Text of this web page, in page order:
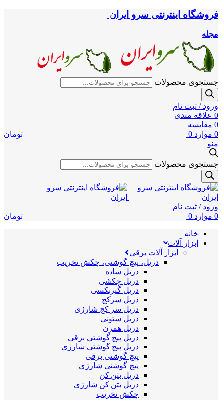
فروشگاه اینترنتی سرو ایران
مجله
جستجوی محصولات
ورود / ثبت نام
0 علاقه مندی
0 مقایسه
0 موارد 0
تومان
منو
جستجوی محصولات
ورود / ثبت نام
0 موارد 0 تومان
خانه
ابزار آلات
ابزار آلات برقی
دریل، پیچ گوشتی، چکش تخریب
دریل ساده
دریل چکشی
دریل گیربکسی
دریل سرکج
دریل سر کج شارژی
دریل ستونی
دریل همزن
دریل پیچ گوشتی برقی
دریل پیچ گوشتی شارژی
پیچ گوشتی برقی
پیچ گوشتی شارژی
دریل بتن کن
دریل بتن کن شارژی
چکش تخریب